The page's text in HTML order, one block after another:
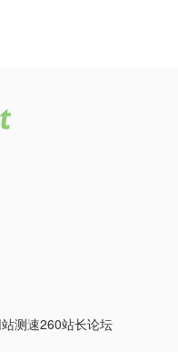
测速260站长论坛